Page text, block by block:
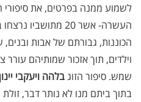
לשמוע ממנה בפרטים, את סיפורי
העשרה- אשר 20
הכוננות, גבורתם של אבות
וילדים, תוך אזכור שמותיהם
שמש. סיפור הזוגבלהה ויעקבי
בתוך ביתם מנו לא נותר דבר,